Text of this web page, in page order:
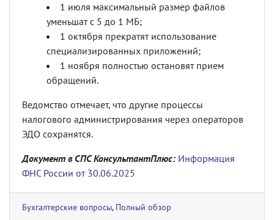
1 июля максимальный размер файлов
уменьшат с 5 до 1 МБ;
1 октября прекратят использование
специализированных приложений;
1 ноября полностью остановят прием
обращений.
Ведомство отмечает, что другие процессы
налогового администрирования через операторов
ЭДО сохранятся.
Документ в СПС КонсультантПлюс: Информация
ФНС России от 30.06.2025
Бухгалтерские вопросы, Полный обзор